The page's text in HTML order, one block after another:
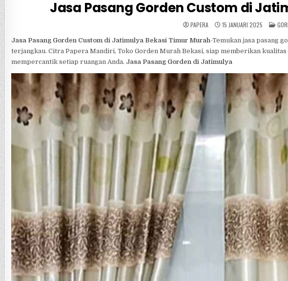
Jasa Pasang Gorden Custom di
PAPERA 15 JANUARI 2025
IN
Jasa Pasang Gorden Custom di Jatimulya Bekasi Timur Murah-Temukan jasa pasang
terjangkau. Citra Papera Mandiri, Toko Gorden Murah Bekasi, siap memberikan
mempercantik setiap ruangan Anda. Jasa Pasang Gorden di Jatimulya